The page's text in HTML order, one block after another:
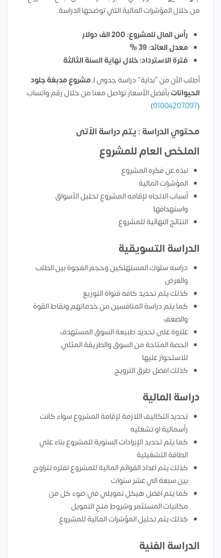
من خلال المؤشرات المالية التي توضحها الدراسة.
رأس المال للمشروع: 200 الف دولار
معدل العائد: 39 %
فترة الاسترداد: خلال نهاية السنة الثالثة
أطلب الأن من “بداية” دراسة جدوى لـمشروع مدبغة جلود
الحيواناتبأفضل الأسعار تواصل معنا من خلال رقم واتساب
(
01004207097
)
محتوي الدراسة : يتم دراسة الآتى
الملخص العام للمشروع
نبذه عن فكره المشروع
المؤشرات المالية
أسباب الاتجاه لإقامه المشروع تحليل الأسواق
واستهدافها
النتائج النهائية للمشروع
الدراسة التسويقية
دراسه سلوك المستهلكين وحجم الفجوة بين الطلب
والعرض
كذلك يتم تحديد كافه قنواة التوزيع
كما يتم دراسة المنافسين من خدماتهم ونقاط القوة
والضعف
علاوة على تحديد طبيعة السوق المستهدف
الحصة المتاحة من السوق والطريقة المثلي
للاستحواز عليها
كذلك افضل طرق الترويج
دراسة المالية
تحديد التكاليف اللازمة لإقامة المشروع سواء كانت
رأسمالية او تشغليه
كما يتم تحديد الإيرادات السنوية للمشروع بناء علي
الطاقة التشغيلية
كذلك يتم اعداد القوائم المالية للمشروع لفتره تتراوح
بين سبعة الي عشر سنوات
كما يتم افضل هيكل تمويلي في ضوء كل من
مكانيات المستثمر وشروط منح التمويل
كذلك يتم تحليل المؤشرات المالية للمشروع
الدراسة الفنية